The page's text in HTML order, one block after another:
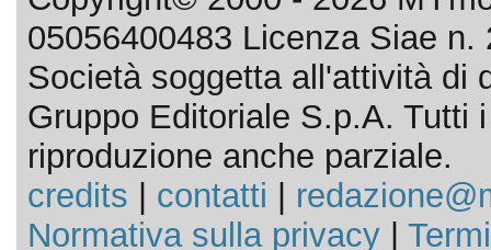
05056400483 Licenza Siae n.
Società soggetta all'attività di
Gruppo Editoriale S.p.A. Tutti
riproduzione anche parziale.
credits
contatti
Normativa sulla privacy|